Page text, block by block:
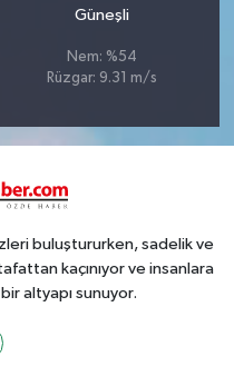
Güneşli
Nem: %54
Rüzgar: 9.31 m/s
buluştururken, sadelik ve
kaçınıyor ve insanlara
altyapı sunuyor.